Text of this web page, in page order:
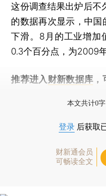
这份调查结果出炉后不
的数据再次显示，中
下滑。8月的工业增加
0.3个百分点，为2009
推荐进入 财新数据库
本文共计0
登录 后获取
财新通会员
可畅读全文